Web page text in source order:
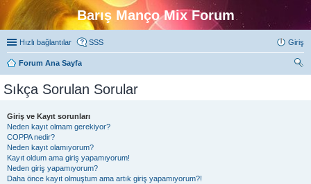
Barış Manço Mix Forum
Hızlı bağlantılar SSS Giriş
Forum Ana Sayfa
Sıkça Sorulan Sorular
Giriş ve Kayıt sorunları
Neden kayıt olmam gerekiyor?
COPPA nedir?
Neden kayıt olamıyorum?
Kayıt oldum ama giriş yapamıyorum!
Neden giriş yapamıyorum?
Daha önce kayıt olmuştum ama artık giriş yapamıyorum?!